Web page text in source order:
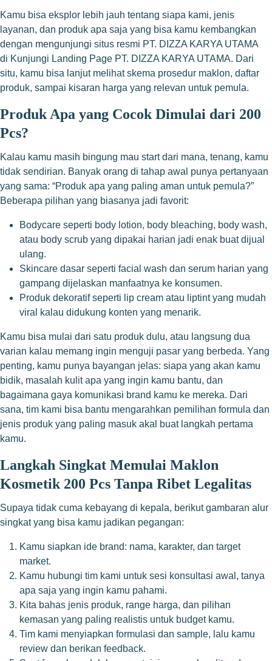
Kamu bisa eksplor lebih jauh tentang siapa kami, jenis
layanan, dan produk apa saja yang bisa kamu kembangkan
dengan mengunjungi situs resmi PT. DIZZA KARYA UTAMA
di Kunjungi Landing Page PT. DIZZA KARYA UTAMA. Dari
situ, kamu bisa lanjut melihat skema prosedur maklon, daftar
produk, sampai kisaran harga yang relevan untuk pemula.
Produk Apa yang Cocok Dimulai dari 200
Pcs?
Kalau kamu masih bingung mau start dari mana, tenang, kamu
tidak sendirian. Banyak orang di tahap awal punya pertanyaan
yang sama: “Produk apa yang paling aman untuk pemula?”
Beberapa pilihan yang biasanya jadi favorit:
Bodycare seperti body lotion, body bleaching, body wash,
atau body scrub yang dipakai harian jadi enak buat dijual
ulang.
Skincare dasar seperti facial wash dan serum harian yang
gampang dijelaskan manfaatnya ke konsumen.
Produk dekoratif seperti lip cream atau liptint yang mudah
viral kalau didukung konten yang menarik.
Kamu bisa mulai dari satu produk dulu, atau langsung dua
varian kalau memang ingin menguji pasar yang berbeda. Yang
penting, kamu punya bayangan jelas: siapa yang akan kamu
bidik, masalah kulit apa yang ingin kamu bantu, dan
bagaimana gaya komunikasi brand kamu ke mereka. Dari
sana, tim kami bisa bantu mengarahkan pemilihan formula dan
jenis produk yang paling masuk akal buat langkah pertama
kamu.
Langkah Singkat Memulai Maklon
Kosmetik 200 Pcs Tanpa Ribet Legalitas
Supaya tidak cuma kebayang di kepala, berikut gambaran alur
singkat yang bisa kamu jadikan pegangan:
Kamu siapkan ide brand: nama, karakter, dan target
market.
Kamu hubungi tim kami untuk sesi konsultasi awal, tanya
apa saja yang ingin kamu pahami.
Kita bahas jenis produk, range harga, dan pilihan
kemasan yang paling realistis untuk budget kamu.
Tim kami menyiapkan formulasi dan sample, lalu kamu
review dan berikan feedback.